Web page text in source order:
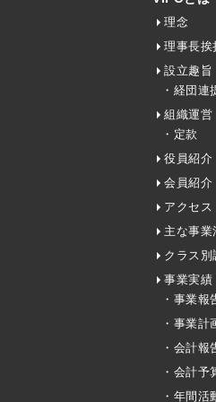
理念
理事長挨
設立趣旨
・経団
組織運営
・定款
役員紹介
会員紹介
アクセス
主な事業
クラス別
事業実績
・事業報
・事業計
・会計報
・会計予
・年間活